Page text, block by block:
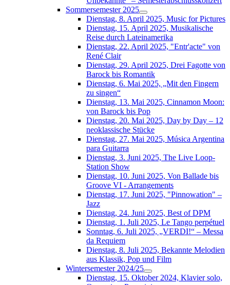
Sommersemester 2025
Dienstag, 8. April 2025, Music for Pictures
Dienstag, 15. April 2025, Musikalische
Reise durch Lateinamerika
Dienstag, 22. April 2025, "Entr'acte" von
René Clair
Dienstag, 29. April 2025, Drei Fagotte von
Barock bis Romantik
Dienstag, 6. Mai 2025, „Mit den Fingern
zu singen“
Dienstag, 13. Mai 2025, Cinnamon Moon:
von Barock bis Pop
Dienstag, 20. Mai 2025, Day by Day – 12
neoklassische Stücke
Dienstag, 27. Mai 2025, Música Argentina
para Guitarra
Dienstag, 3. Juni 2025, The Live Loop-
Station Show
Dienstag, 10. Juni 2025, Von Ballade bis
Groove VI - Arrangements
Dienstag, 17. Juni 2025, "Pinnowation" –
Jazz
Dienstag, 24. Juni 2025, Best of DPM
Dienstag, 1. Juli 2025, Le Tango perpétuel
Sonntag, 6. Juli 2025, „VERDI!“ – Messa
da Requiem
Dienstag, 8. Juli 2025, Bekannte Melodien
aus Klassik, Pop und Film
Wintersemester 2024/25
Dienstag, 15. Oktober 2024, Klavier solo,